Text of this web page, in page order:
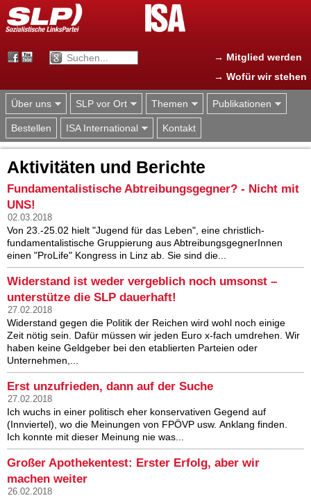
Jump to navigation
→ Mitglied werden
→ Wofür wir stehen
Über uns SLP vor Ort Themen Publikationen
Bestellen ISA International Kontakt
Aktivitäten und Berichte
Fundamentalistische Abtreibungsgegner? - Nicht mit
UNS!
02.03.2018
Von 23.-25.02 hielt "Jugend für das Leben", eine christlich-
fundamentalistische Gruppierung aus AbtreibungsgegnerInnen
einen "ProLife" Kongress in Linz ab. Sie sind die...
Widerstand ist weder vergeblich noch umsonst –
unterstütze die SLP dauerhaft!
27.02.2018
Widerstand gegen die Politik der Reichen wird wohl noch einige
Zeit nötig sein. Dafür müssen wir jeden Euro x-fach umdrehen. Wir
haben keine Geldgeber bei den etablierten Parteien oder
Unternehmen,...
Erst unzufrieden, dann auf der Suche
27.02.2018
Ich wuchs in einer politisch eher konservativen Gegend auf
(Innviertel), wo die Meinungen von FPÖVP usw. Anklang finden.
Ich konnte mit dieser Meinung nie was...
Großer Apothekentest: Erster Erfolg, aber wir
machen weiter
26.02.2018